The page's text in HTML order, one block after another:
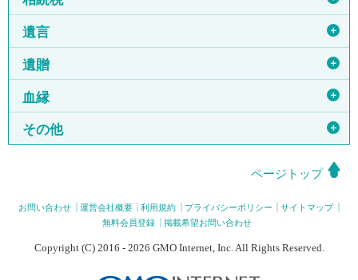
遺言 ＋
遺贈 ＋
血縁 ＋
その他 ＋
ページトップ
お問い合わせ 運営会社概要 利用規約 プライバシーポリシー
サイトマップ
無料会員登録
掲載希望お問い合わせ
Copyright (C) 2016 - 2026 GMO Internet, Inc. All Rights Reserved.